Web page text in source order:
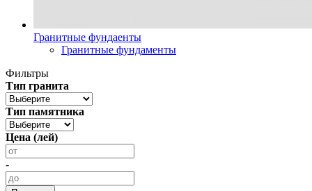
Гранитные фундаенты
Гранитные фундаменты
Фильтры
Тип гранита
Тип памятника
Цена (лей)
-